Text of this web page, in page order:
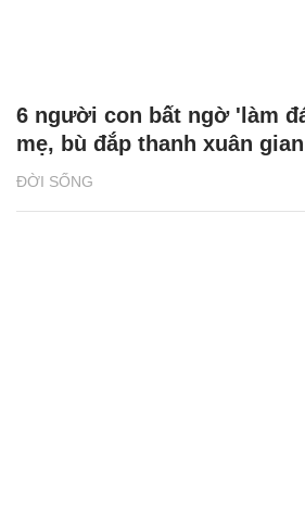
ĐỜI SỐNG
6 người con bất ngờ 'làm
mẹ, bù đắp thanh xuân